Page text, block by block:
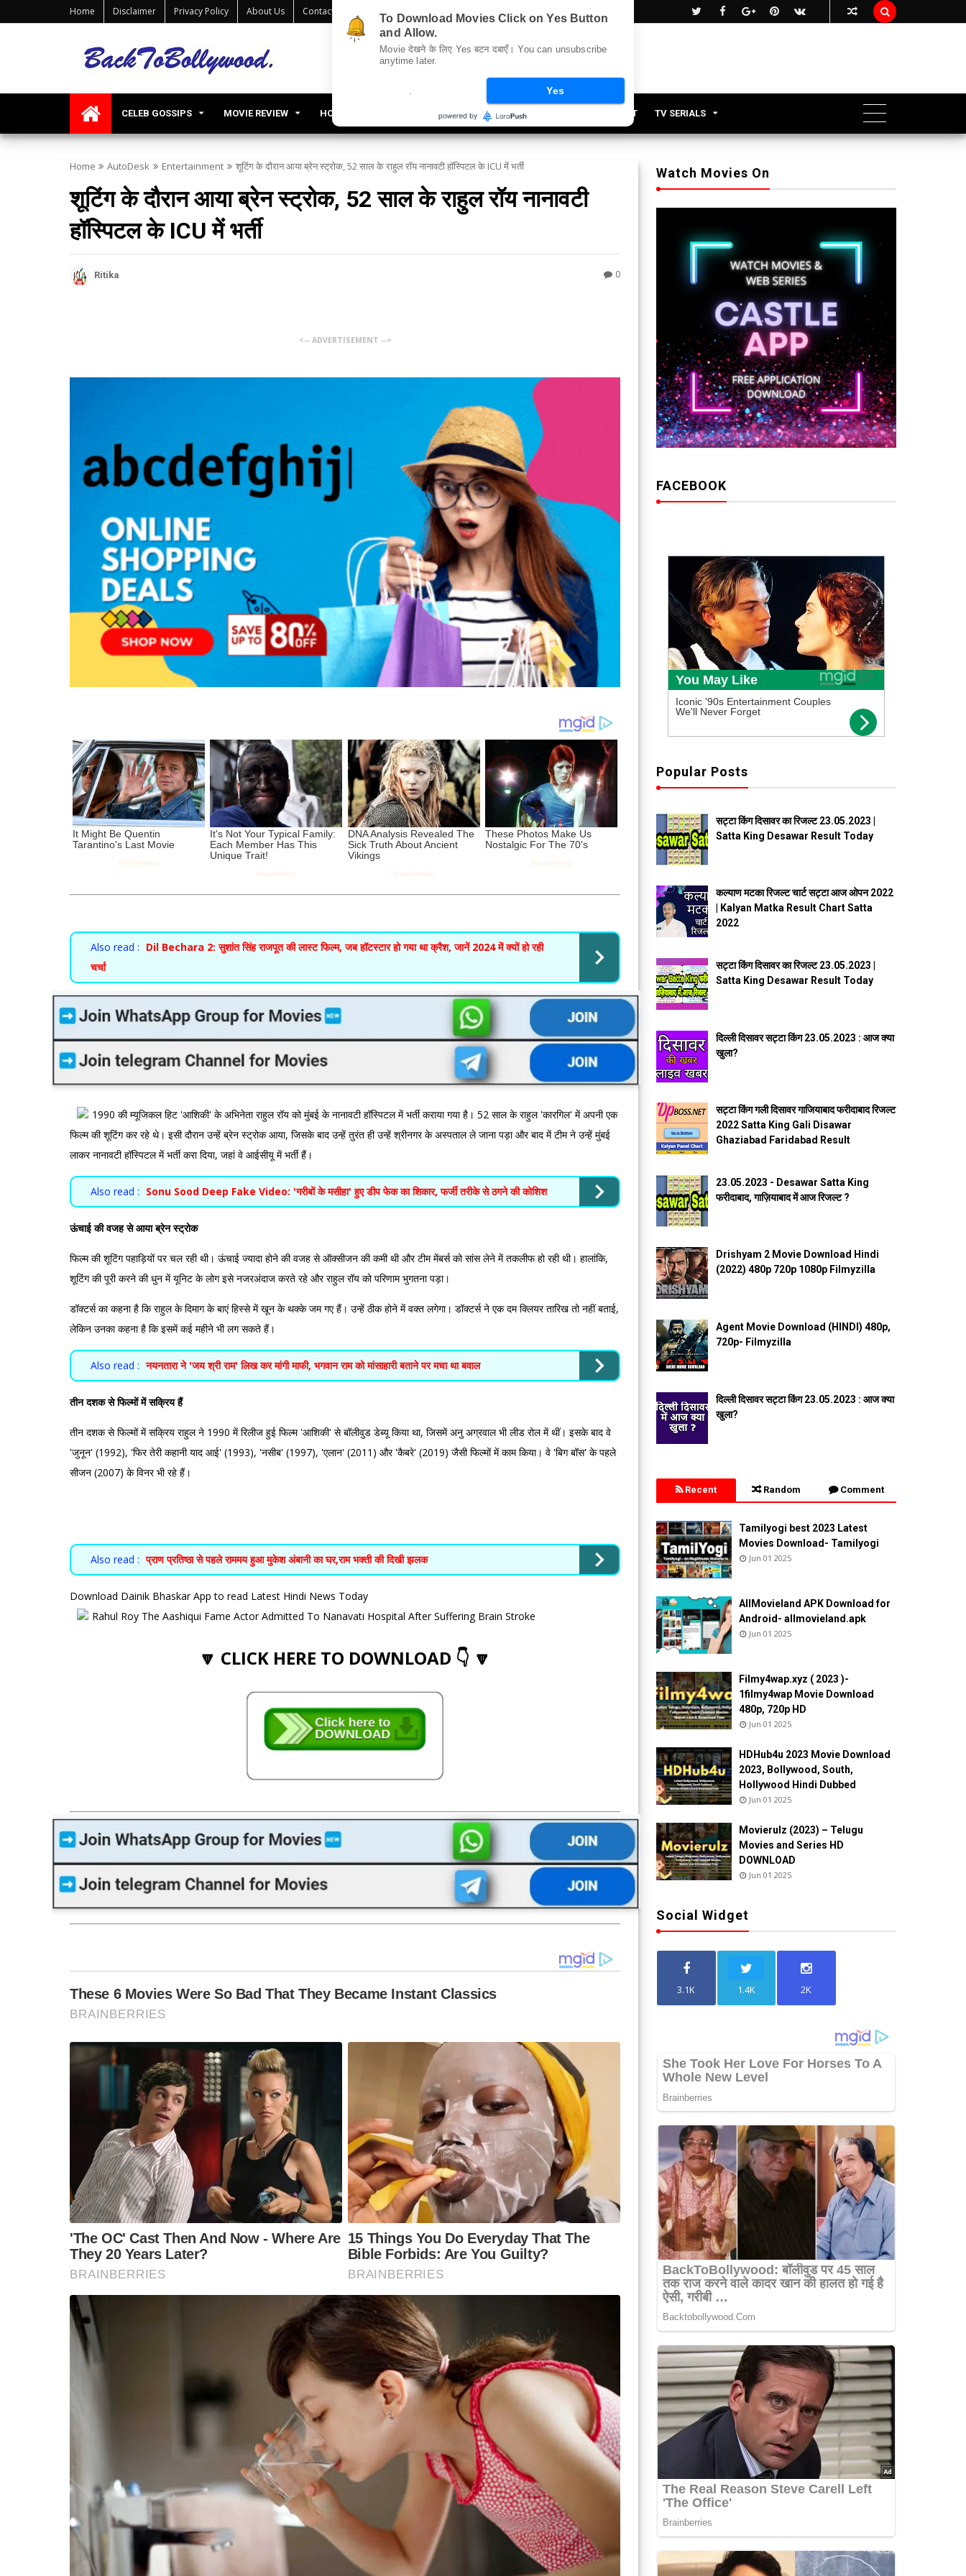
Home Disclaimer Privacy Policy About Us Contact Us Sitemap 
CELEB GOSSIPS MOVIE REVIEW HOLLYWOOD UPDATES LIFESTYLE OFFBEAT TV SERIALS
Home AutoDesk Entertainment शूटिंग के दौरान आया ब्रेन स्ट्रोक, 52 साल के राहुल रॉय नानावटी हॉस्पिटल के ICU में भर्ती
शूटिंग के दौरान आया ब्रेन स्ट्रोक, 52 साल के राहुल रॉय नानावटी
हॉस्पिटल के ICU में भर्ती
Ritika 0
<-- ADVERTISEMENT -->
Also read : Dil Bechara 2: सुशांत सिंह राजपूत की लास्ट फिल्म, जब हॉटस्टार हो गया था क्रैश, जानें 2024 में क्यों हो रही
चर्चा
1990 की म्यूजिकल हिट 'आशिकी' के अभिनेता राहुल रॉय को मुंबई के नानावटी हॉस्पिटल में भर्ती कराया गया है। 52 साल के राहुल 'कारगिल' में अपनी एक
फिल्म की शूटिंग कर रहे थे। इसी दौरान उन्हें ब्रेन स्ट्रोक आया, जिसके बाद उन्हें तुरंत ही उन्हें श्रीनगर के अस्पताल ले जाना पड़ा और बाद में टीम ने उन्हें मुंबई
लाकर नानावटी हॉस्पिटल में भर्ती करा दिया, जहां वे आईसीयू में भर्ती हैं।
Also read : Sonu Sood Deep Fake Video: 'गरीबों के मसीहा' हुए डीप फेक का शिकार, फर्जी तरीके से ठगने की कोशिश
ऊंचाई की वजह से आया ब्रेन स्ट्रोक
फिल्म की शूटिंग पहाड़ियों पर चल रही थी। ऊंचाई ज्यादा होने की वजह से ऑक्सीजन की कमी थी और टीम मेंबर्स को सांस लेने में तकलीफ हो रही थी। हालांकि,
शूटिंग की पूरी करने की धुन में यूनिट के लोग इसे नजरअंदाज करते रहे और राहुल रॉय को परिणाम भुगतना पड़ा।
डॉक्टर्स का कहना है कि राहुल के दिमाग के बाएं हिस्से में खून के थक्के जम गए हैं। उन्हें ठीक होने में वक्त लगेगा। डॉक्टर्स ने एक दम क्लियर तारिख तो नहीं बताई,
लेकिन उनका कहना है कि इसमें कई महीने भी लग सकते हैं।
Also read : नयनतारा ने 'जय श्री राम' लिख कर मांगी माफी, भगवान राम को मांसाहारी बताने पर मचा था बवाल
तीन दशक से फिल्मों में सक्रिय हैं
तीन दशक से फिल्मों में सक्रिय राहुल ने 1990 में रिलीज हुई फिल्म 'आशिकी' से बॉलीवुड डेब्यू किया था, जिसमें अनु अग्रवाल भी लीड रोल में थीं। इसके बाद वे
'जुनून' (1992), 'फिर तेरी कहानी याद आई' (1993), 'नसीब' (1997), 'एलान' (2011) और 'कैबरे' (2019) जैसी फिल्मों में काम किया। वे 'बिग बॉस' के पहले
सीजन (2007) के विनर भी रहे हैं।
Also read : प्राण प्रतिष्ठा से पहले राममय हुआ मुकेश अंबानी का घर,राम भक्ती की दिखी झलक
Download Dainik Bhaskar App to read Latest Hindi News Today
Rahul Roy The Aashiqui Fame Actor Admitted To Nanavati Hospital After Suffering Brain Stroke
🔽 CLICK HERE TO DOWNLOAD 👇 🔽
Watch Movies On
FACEBOOK
Popular Posts
सट्टा किंग दिसावर का रिजल्ट 23.05.2023 |
Satta King Desawar Result Today
कल्याण मटका रिजल्ट चार्ट सट्टा आज ओपन 2022
| Kalyan Matka Result Chart Satta
2022
सट्टा किंग दिसावर का रिजल्ट 23.05.2023 |
Satta King Desawar Result Today
दिल्ली दिसावर सट्टा किंग 23.05.2023 : आज क्या
खुला?
सट्टा किंग गली दिसावर गाजियाबाद फरीदाबाद रिजल्ट
2022 Satta King Gali Disawar
Ghaziabad Faridabad Result
23.05.2023 - Desawar Satta King
फरीदाबाद, गाज़ियाबाद में आज रिजल्ट ?
Drishyam 2 Movie Download Hindi
(2022) 480p 720p 1080p Filmyzilla
Agent Movie Download (HINDI) 480p,
720p- Filmyzilla
दिल्ली दिसावर सट्टा किंग 23.05.2023 : आज क्या
खुला?
Recent Random Comment
Tamilyogi best 2023 Latest
Movies Download- Tamilyogi
Jun 01 2025
AllMovieland APK Download for
Android- allmovieland.apk
Jun 01 2025
Filmy4wap.xyz ( 2023 )-
1filmy4wap Movie Download
480p, 720p HD
Jun 01 2025
HDHub4u 2023 Movie Download
2023, Bollywood, South,
Hollywood Hindi Dubbed
Jun 01 2025
Movierulz (2023) – Telugu
Movies and Series HD
DOWNLOAD
Jun 01 2025
Social Widget
3.1K 1.4K 2K
To Download Movies Click on Yes Button
and Allow.
Movie देखने के लिए Yes बटन दबाएँ। You can unsubscribe
anytime later.
Yes